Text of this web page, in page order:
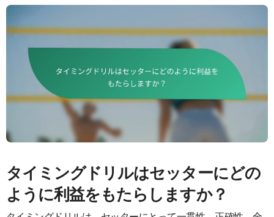
タイミングドリルはセッターにどの
ように利益をもたらしますか？